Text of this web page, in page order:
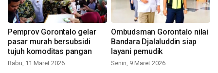
Pemprov Gorontalo gelar
pasar murah bersubsidi
tujuh komoditas pangan
Rabu, 11 Maret 2026
Ombudsman Gorontalo nilai
Bandara Djalaluddin siap
layani pemudik
Senin, 9 Maret 2026